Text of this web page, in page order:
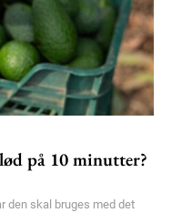
på 10 minutter?
den skal bruges med det